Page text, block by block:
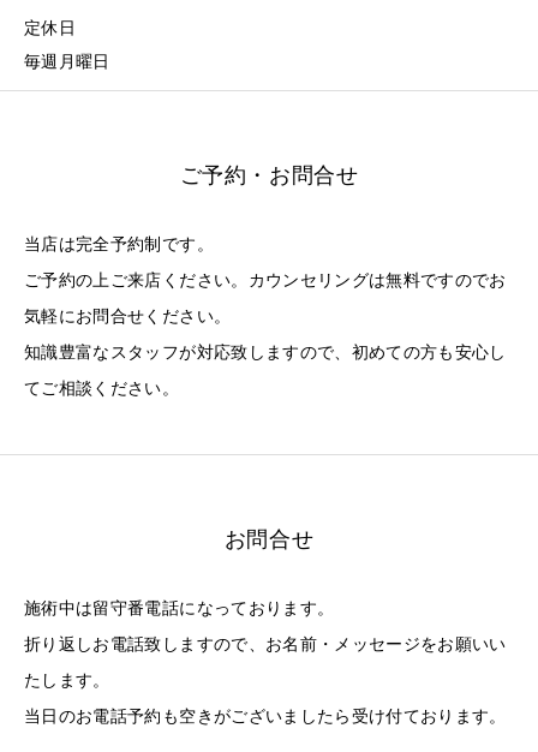
定休日
毎週月曜日
ご予約・お問合せ
当店は完全予約制です。
ご予約の上ご来店ください。カウンセリングは無料ですのでお
気軽にお問合せください。
知識豊富なスタッフが対応致しますので、初めての方も安心し
てご相談ください。
お問合せ
施術中は留守番電話になっております。
折り返しお電話致しますので、お名前・メッセージをお願いい
たします。
当日のお電話予約も空きがございましたら受け付ております。